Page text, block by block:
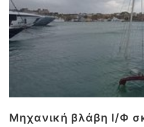
Μηχανική βλάβη Ι/Φ